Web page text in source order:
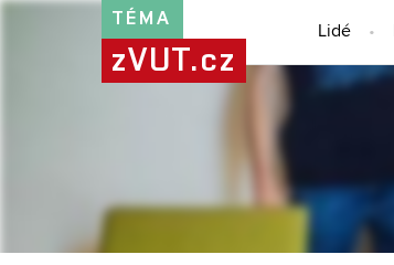
TÉMA
zVUT.cz
Lidé